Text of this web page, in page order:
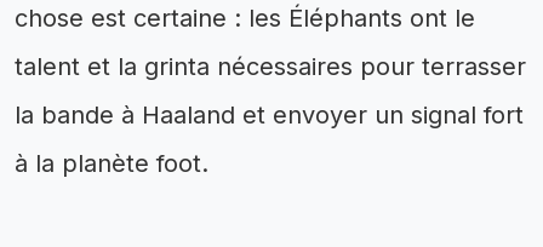
chose est certaine : les Éléphants ont le
talent et la grinta nécessaires pour terrasser
la bande à Haaland et envoyer un signal fort
à la planète foot.